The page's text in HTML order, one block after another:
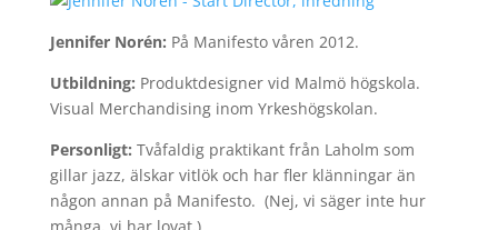
Jennifer Norén: På Manifesto våren 2012.
Utbildning: Produktdesigner vid Malmö högskola.
Visual Merchandising inom Yrkeshögskolan.
Personligt: Tvåfaldig praktikant från Laholm som
gillar jazz, älskar vitlök och har fler klänningar än
någon annan på Manifesto. (Nej, vi säger inte hur